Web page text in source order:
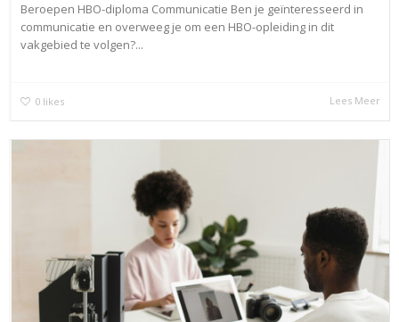
Beroepen HBO-diploma Communicatie Ben je geïnteresseerd in
communicatie en overweeg je om een HBO-opleiding in dit
vakgebied te volgen?...
0 likes Lees Meer